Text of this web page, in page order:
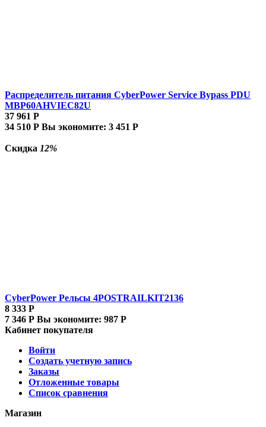
Распределитель питания CyberPower Service Bypass PDU
MBP60AHVIEC82U
37 961 Р
34 510 Р Вы экономите: 3 451 Р
Скидка 12%
CyberPower Рельсы 4POSTRAILKIT2136
8 333 Р
7 346 Р Вы экономите: 987 Р
Кабинет покупателя
Войти
Создать учетную запись
Заказы
Отложенные товары
Список сравнения
Магазин